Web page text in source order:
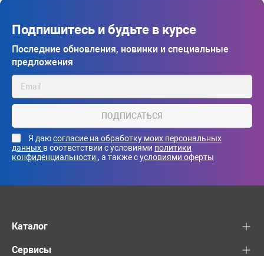
Подпишитесь и будьте в курсе
Последние обновления, новинки и специальные
предложения
ПОДПИСАТЬСЯ
Я даюсогласие на обработку моих персональных
данных в соответствии с условиями политики
конфиденциальности , а также сусловиями оферты
Каталог
Сервисы